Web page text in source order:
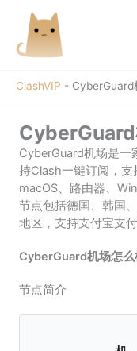
ClashVIP - CyberGuard
CyberGuard机场是
持Clash一键订阅，支
macOS、路由器、
节点包括德国、韩国
地区，支持支付宝支付
CyberGuard机场怎么
节点简介